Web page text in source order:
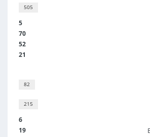
505
5
70
52
21
82
215
6
19